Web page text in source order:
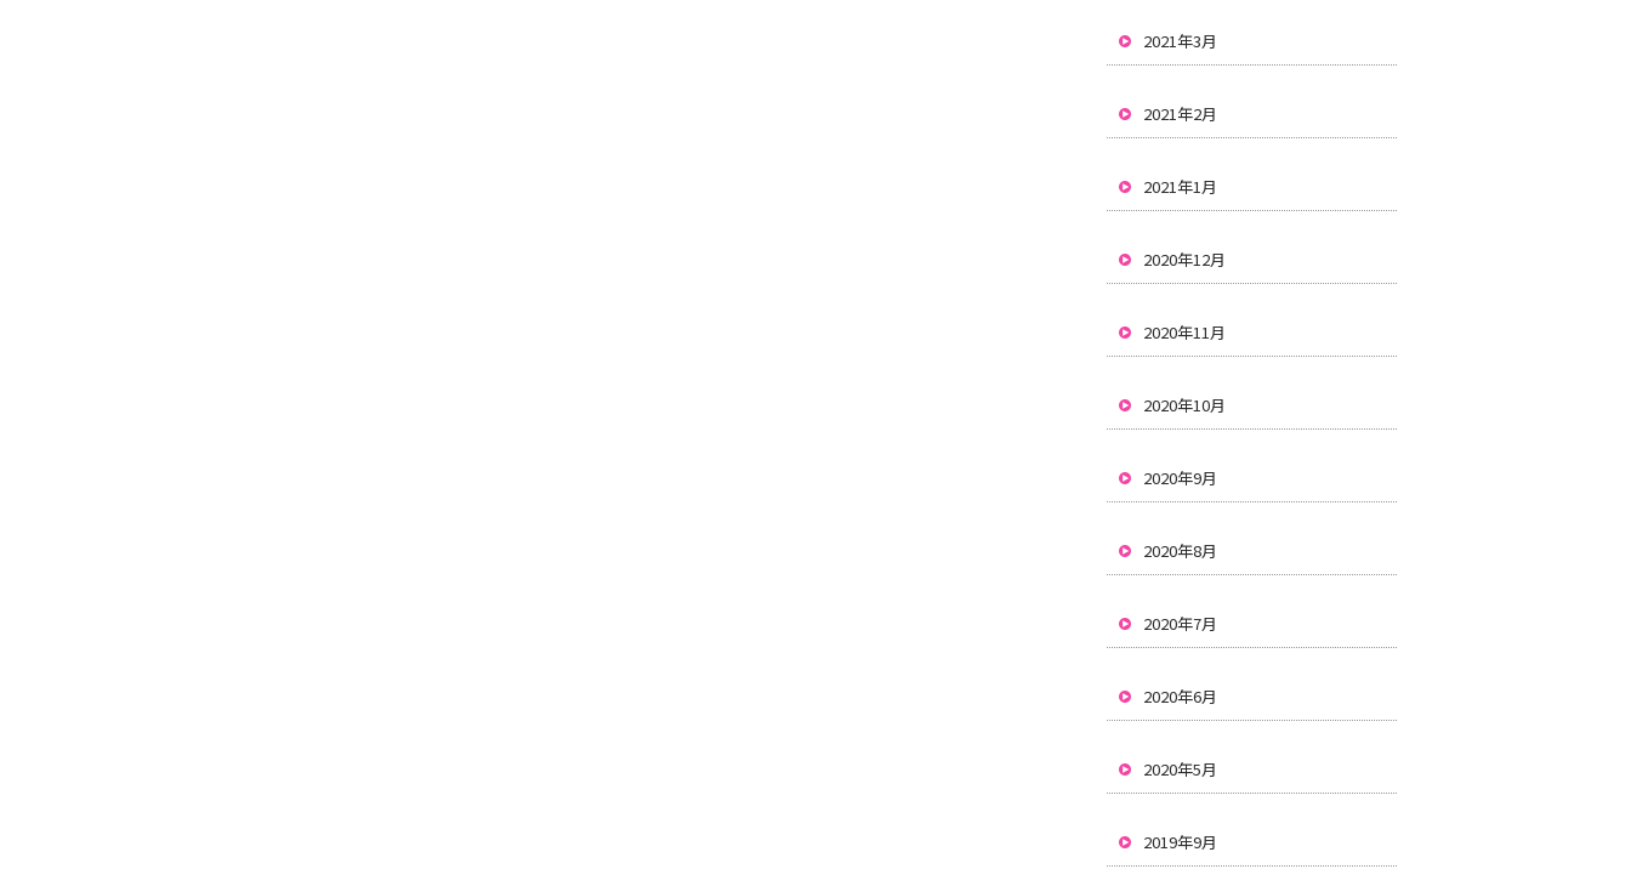
2021年3月
2021年2月
2021年1月
2020年12月
2020年11月
2020年10月
2020年9月
2020年8月
2020年7月
2020年6月
2020年5月
2019年9月